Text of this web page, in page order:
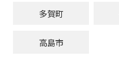
多賀町
高島市